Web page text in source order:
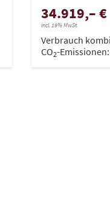
drucken
vergleichen
34.919,– €
incl. 19% MwSt.
Verbrauch
CO2-Emissionen: